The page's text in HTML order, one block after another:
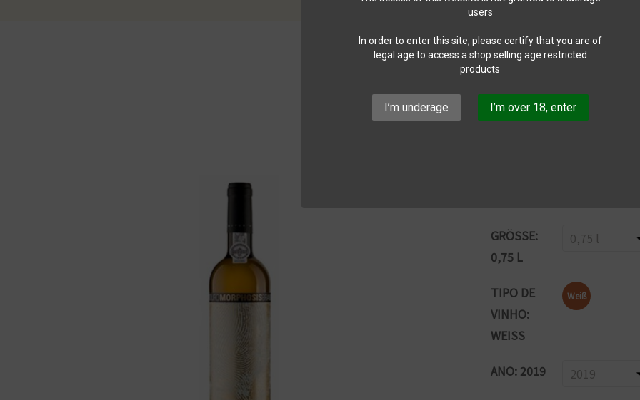
users
In order to enter this site, please certify that you are of
legal age to access a shop selling age restricted
products
I’m underage I’m over 18, enter
Morphosis
Teilen
8,61 €
Promotion from 13-11-2025 bis
GRÖSSE: 0
,75 L
TIPO DE
VINHO:
WEISS
Weiß
ANO: 2019